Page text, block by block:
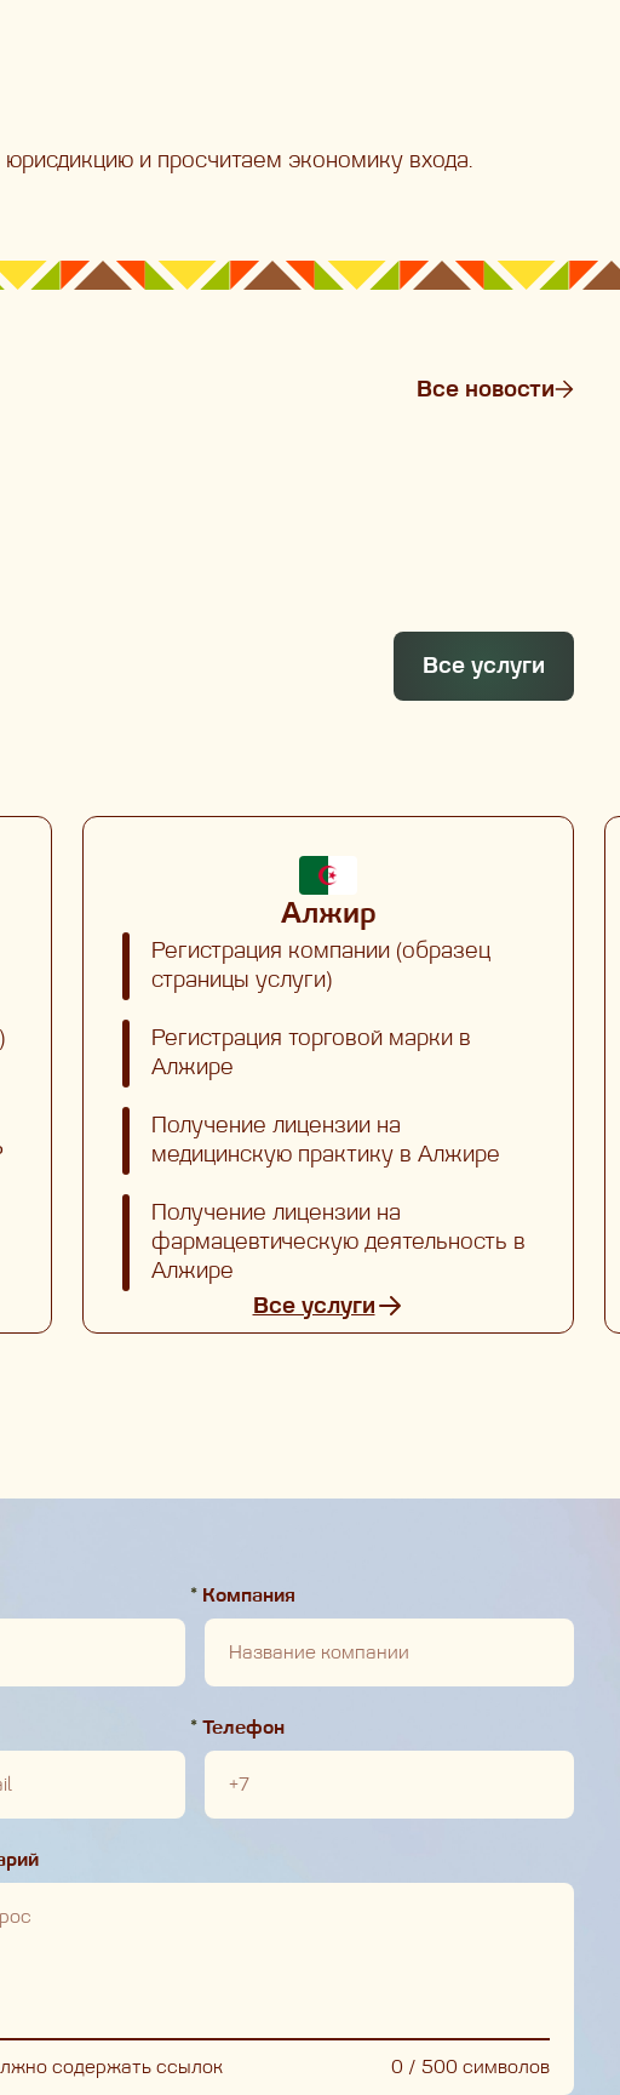
и просчитаем экономику входа.
Все новости
Все услуги
Алжир
Регистрация компании (образец
страницы услуги)
Регистрация торговой марки в
Алжире
Получение лицензии на
медицинскую практику в Алжире
Получение лицензии на
фармацевтическую деятельность в
Алжире
Все услуги
* Компания
* Телефон
содержать ссылок 0 / 500 символов